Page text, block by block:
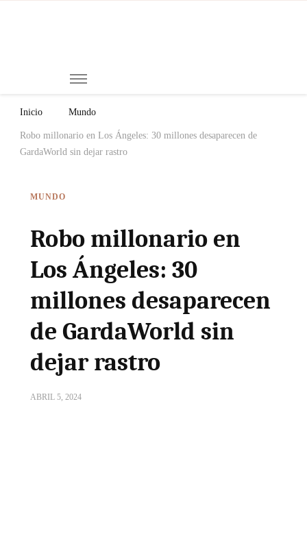
Inicio Mundo
Robo millonario en Los Ángeles: 30 millones desaparecen de
GardaWorld sin dejar rastro
MUNDO
Robo millonario en
Los Ángeles: 30
millones desaparecen
de GardaWorld sin
dejar rastro
ABRIL 5, 2024